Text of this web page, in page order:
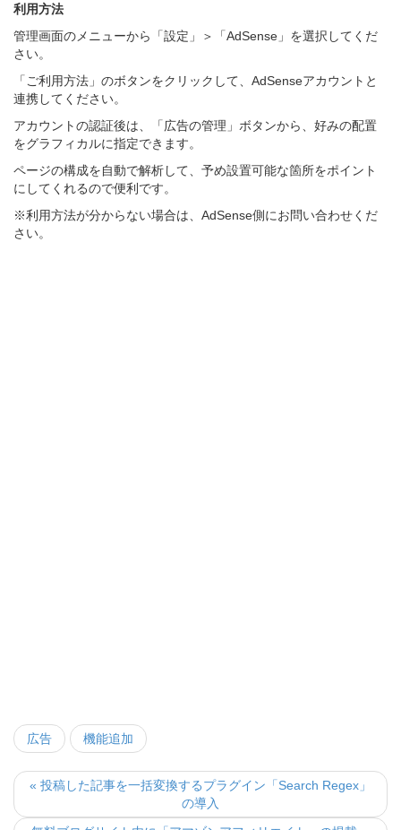
利用方法
管理画面のメニューから「設定」＞「AdSense」を選択してくだ
さい。
「ご利用方法」のボタンをクリックして、AdSenseアカウントと
連携してください。
アカウントの認証後は、「広告の管理」ボタンから、好みの配置
をグラフィカルに指定できます。
ページの構成を自動で解析して、予め設置可能な箇所をポイント
にしてくれるので便利です。
※利用方法が分からない場合は、AdSense側にお問い合わせくだ
さい。
広告 機能追加
« 投稿した記事を一括変換するプラグイン「Search Regex」
の導入